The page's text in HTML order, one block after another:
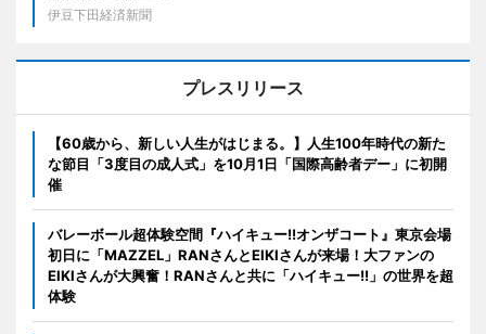
伊豆下田経済新聞
プレスリリース
【60歳から、新しい人生がはじまる。】人生100年時代の新た
な節目「3度目の成人式」を10月1日「国際高齢者デー」に初開
催
バレーボール超体験空間『ハイキュー!!オンザコート』東京会場
初日に「MAZZEL」RANさんとEIKIさんが来場！大ファンの
EIKIさんが大興奮！RANさんと共に「ハイキュー!!」の世界を超
体験